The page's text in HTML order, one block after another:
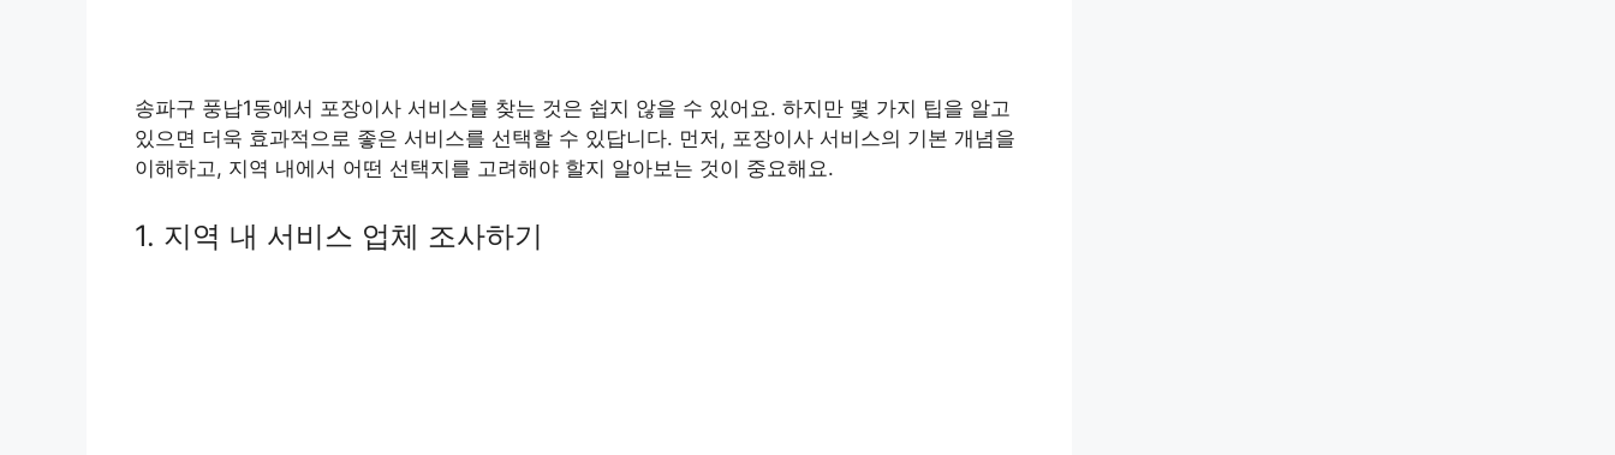
송파구 풍납1동에서 포장이사 서비스를 찾는 것은 쉽지 않을 수 있어요. 하지만 몇 가지 팁을 알고
있으면 더욱 효과적으로 좋은 서비스를 선택할 수 있답니다. 먼저, 포장이사 서비스의 기본 개념을
이해하고, 지역 내에서 어떤 선택지를 고려해야 할지 알아보는 것이 중요해요.
1. 지역 내 서비스 업체 조사하기